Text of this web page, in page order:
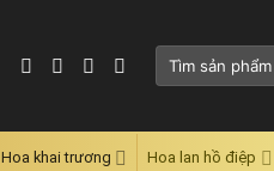
Tìm
Hoa khai trương Hoa lan hồ điệp